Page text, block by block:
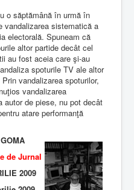
o săptămână în urmă în
vandalizarea sistematică a
electorală. Spuneam că
altor partide decât cel
au fost aceia care şi-au
spoturile TV ale altor
vandalizarea spoturilor,
vandalizarea
autor de piese, nu pot decât
atare performanţă
de Jurnal
2009